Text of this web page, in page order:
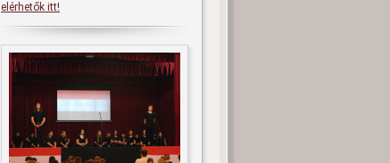
elérhetők itt!